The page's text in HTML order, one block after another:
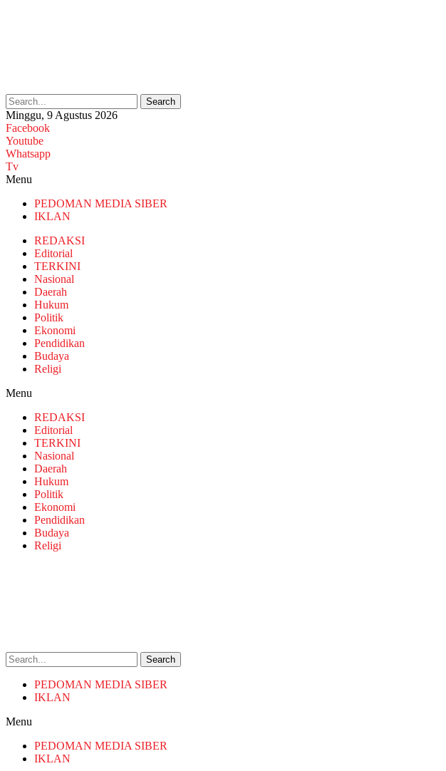
Search
Minggu, 9 Agustus 2026
Facebook
Youtube
Whatsapp
Tv
Menu
PEDOMAN MEDIA SIBER
IKLAN
REDAKSI
Editorial
TERKINI
Nasional
Daerah
Hukum
Politik
Ekonomi
Pendidikan
Budaya
Religi
Menu
REDAKSI
Editorial
TERKINI
Nasional
Daerah
Hukum
Politik
Ekonomi
Pendidikan
Budaya
Religi
Search
PEDOMAN MEDIA SIBER
IKLAN
Menu
PEDOMAN MEDIA SIBER
IKLAN